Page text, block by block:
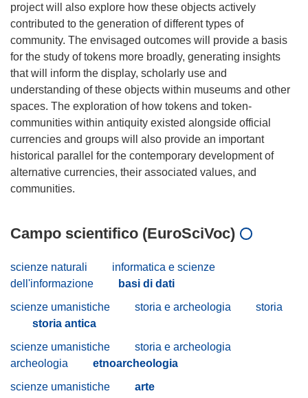
project will also explore how these objects actively
contributed to the generation of different types of
community. The envisaged outcomes will provide a basis
for the study of tokens more broadly, generating insights
that will inform the display, scholarly use and
understanding of these objects within museums and other
spaces. The exploration of how tokens and token-
communities within antiquity existed alongside official
currencies and groups will also provide an important
historical parallel for the contemporary development of
alternative currencies, their associated values, and
Campo scientifico (EuroSciVoc)
scienze naturali
informatica e scienze
dell'informazione
basi di dati
scienze umanistiche
storia e archeologia
storia
storia antica
scienze umanistiche
storia e archeologia
archeologia
etnoarcheologia
scienze umanistiche
arte